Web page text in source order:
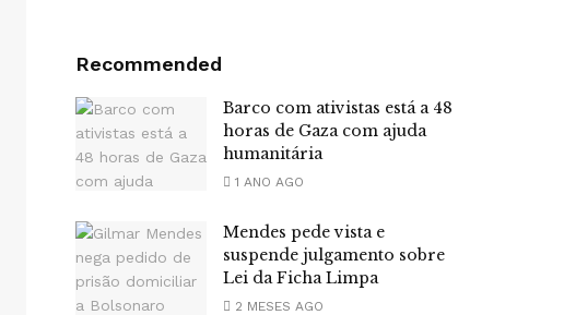
Recommended
Barco com ativistas está a 48
horas de Gaza com ajuda
humanitária
1 ANO AGO
Mendes pede vista e
suspende julgamento sobre
Lei da Ficha Limpa
2 MESES AGO